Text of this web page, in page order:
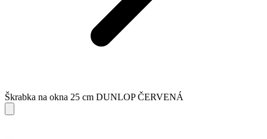
Škrabka na okna 25 cm DUNLOP ČERVENÁ